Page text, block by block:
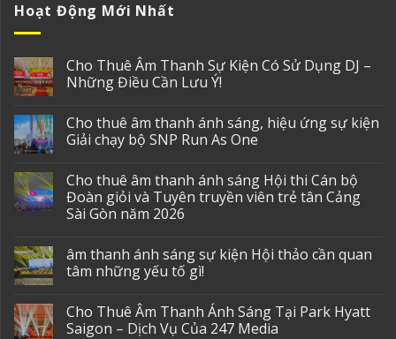
Hoạt Động Mới Nhất
Cho Thuê Âm Thanh Sự Kiện Có Sử Dụng DJ –
Những Điều Cần Lưu Ý!
Cho thuê âm thanh ánh sáng, hiệu ứng sự kiện
Giải chạy bộ SNP Run As One
Cho thuê âm thanh ánh sáng Hội thi Cán bộ
Đoàn giỏi và Tuyên truyền viên trẻ tân Cảng
Sài Gòn năm 2026
âm thanh ánh sáng sự kiện Hội thảo cần quan
tâm những yếu tố gì!
Cho Thuê Âm Thanh Ánh Sáng Tại Park Hyatt
Saigon – Dịch Vụ Của 247 Media